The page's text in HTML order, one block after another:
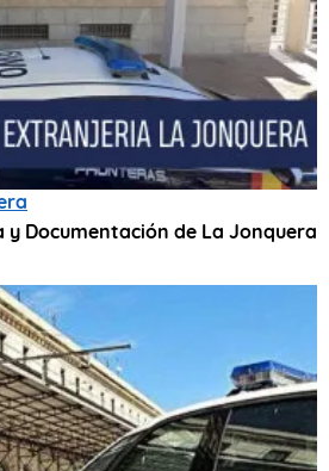
y Documentación de La Jonquera